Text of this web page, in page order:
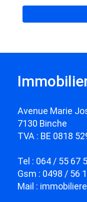
Avenue Marie
7130 Binche
TVA : BE 0818
Tel : 064 / 55 67
Gsm : 0498 / 56
Mail :